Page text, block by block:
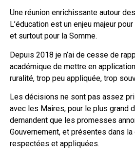
Une réunion enrichissante autour
L’éducation est un enjeu majeur
et surtout pour la Somme.
Depuis 2018 je n’ai de cesse de
académique de mettre en
ruralité, trop peu appliquée, trop
Les décisions ne sont pas assez
avec les Maires, pour le plus grand
demandent que les promesses
Gouvernement, et présentes dans
respectées et appliquées.